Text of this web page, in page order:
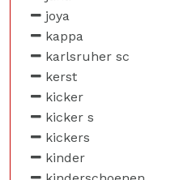
joya
kappa
karlsruher sc
kerst
kicker
kicker s
kickers
kinder